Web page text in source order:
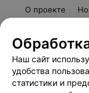
О проекте
Наш сайт
удобства
статистики и